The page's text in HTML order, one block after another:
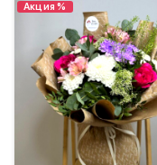
Акция %